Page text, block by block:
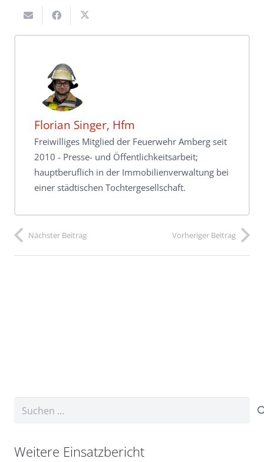
Florian Singer, Hfm
Freiwilliges Mitglied der Feuerwehr Amberg seit
2010 - Presse- und Öffentlichkeitsarbeit;
hauptberuflich in der Immobilienverwaltung bei
einer städtischen Tochtergesellschaft.
Nächster Beitrag Vorheriger Beitrag
Suchen
Weitere Einsatzbericht